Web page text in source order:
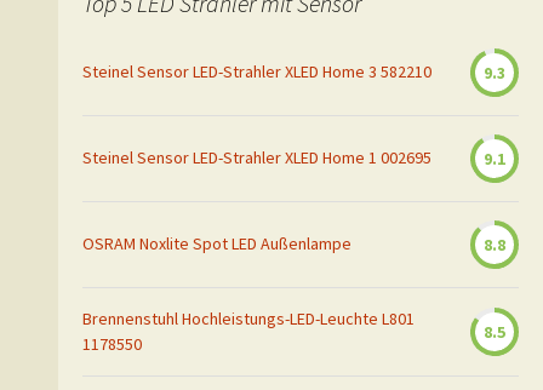
Steinel Sensor LED-Strahler XLED Home 3 582210 9.3
Steinel Sensor LED-Strahler XLED Home 1 002695 9.1
OSRAM Noxlite Spot LED Außenlampe 8.8
Brennenstuhl Hochleistungs-LED-Leuchte L801
1178550
8.5